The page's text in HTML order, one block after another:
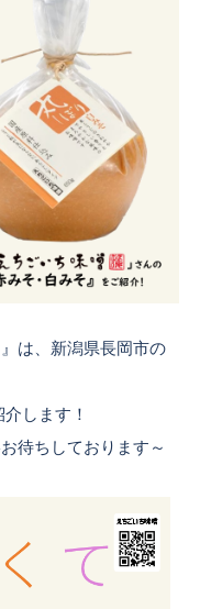
は、新潟県長岡市の
します！
待ちしております～